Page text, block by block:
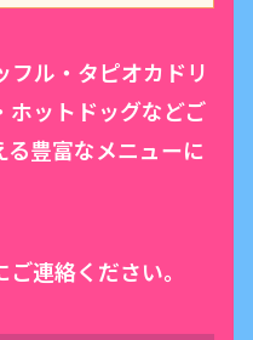
ル・タピオカドリ
ホットドッグなどご
豊富なメニューに
連絡ください。